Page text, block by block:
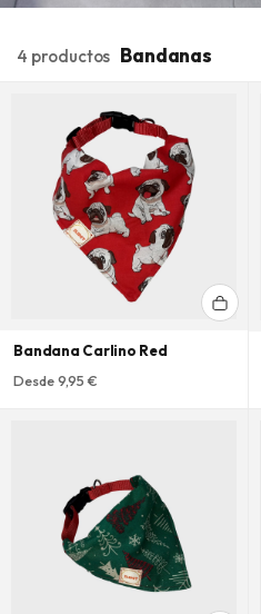
4 productos Bandanas
Bandana Carlino Red
Desde 9,95 €